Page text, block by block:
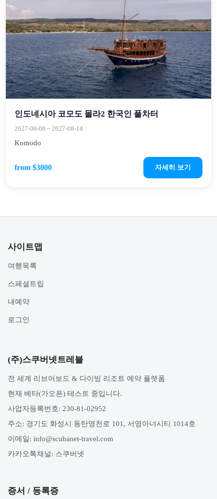
인도네시아 코모도 몰라2 한국인 풀차터
2027-08-08 ~ 2027-08-14
Komodo
from $3000 자세히 보기
사이트맵
여행목록
스페셜트립
내예약
로그인
(주)스쿠버넷트레블
전 세계 리브어보드 & 다이빙 리조트 예약 플랫폼
현재 베타(가오픈) 테스트 중입니다.
사업자등록번호: 230-81-02952
주소: 경기도 화성시 동탄영천로 101, 서영아너시티 1014호
이메일: info@scubanet-travel.com
카카오톡채널: 스쿠버넷
증서 / 등록증